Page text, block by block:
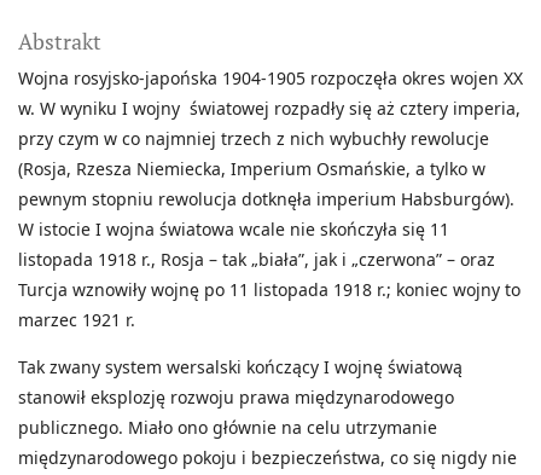
Abstrakt
Wojna rosyjsko-japońska 1904-1905 rozpoczęła okres wojen XX
w. W wyniku I wojny światowej rozpadły się aż cztery imperia,
przy czym w co najmniej trzech z nich wybuchły rewolucje
(Rosja, Rzesza Niemiecka, Imperium Osmańskie, a tylko w
pewnym stopniu rewolucja dotknęła imperium Habsburgów).
W istocie I wojna światowa wcale nie skończyła się 11
listopada 1918 r., Rosja – tak „biała”, jak i „czerwona” – oraz
Turcja wznowiły wojnę po 11 listopada 1918 r.; koniec wojny to
marzec 1921 r.
Tak zwany system wersalski kończący I wojnę światową
stanowił eksplozję rozwoju prawa międzynarodowego
publicznego. Miało ono głównie na celu utrzymanie
międzynarodowego pokoju i bezpieczeństwa, co się nigdy nie